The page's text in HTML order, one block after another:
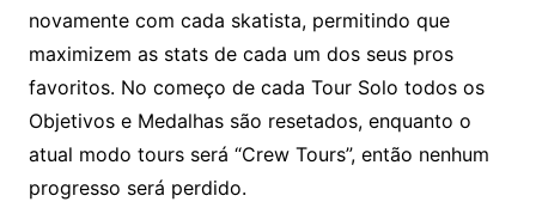
novamente com cada skatista, permitindo que
maximizem as stats de cada um dos seus pros
favoritos. No começo de cada Tour Solo todos os
Objetivos e Medalhas são resetados, enquanto o
atual modo tours será “Crew Tours”, então nenhum
progresso será perdido.